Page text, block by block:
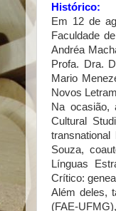
Histórico:
Em 12 de
Faculdade
Andréa
Profa. Dra.
Mario
Novos
Na ocasião,
Cultural
Souza,
Línguas
Crítico:
Além deles,
(FAE-